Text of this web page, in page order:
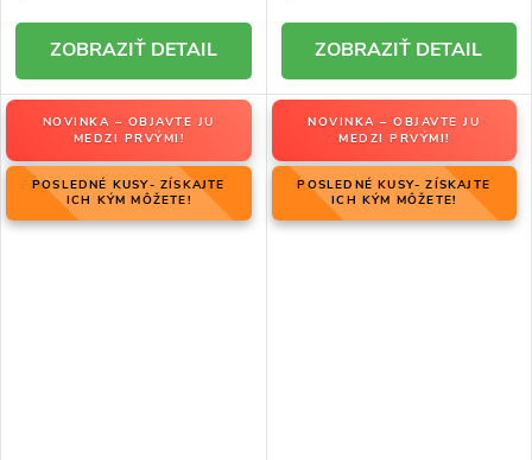
DETAIL DETAIL
NOVINKA – OBJAVTE JU
MEDZI PRVÝMI!
POSLEDNÉ KUSY- ZÍSKAJTE
ICH KÝM MÔŽETE!
NOVINKA – OBJAVTE JU
MEDZI PRVÝMI!
POSLEDNÉ KUSY- ZÍSKAJTE
ICH KÝM MÔŽETE!